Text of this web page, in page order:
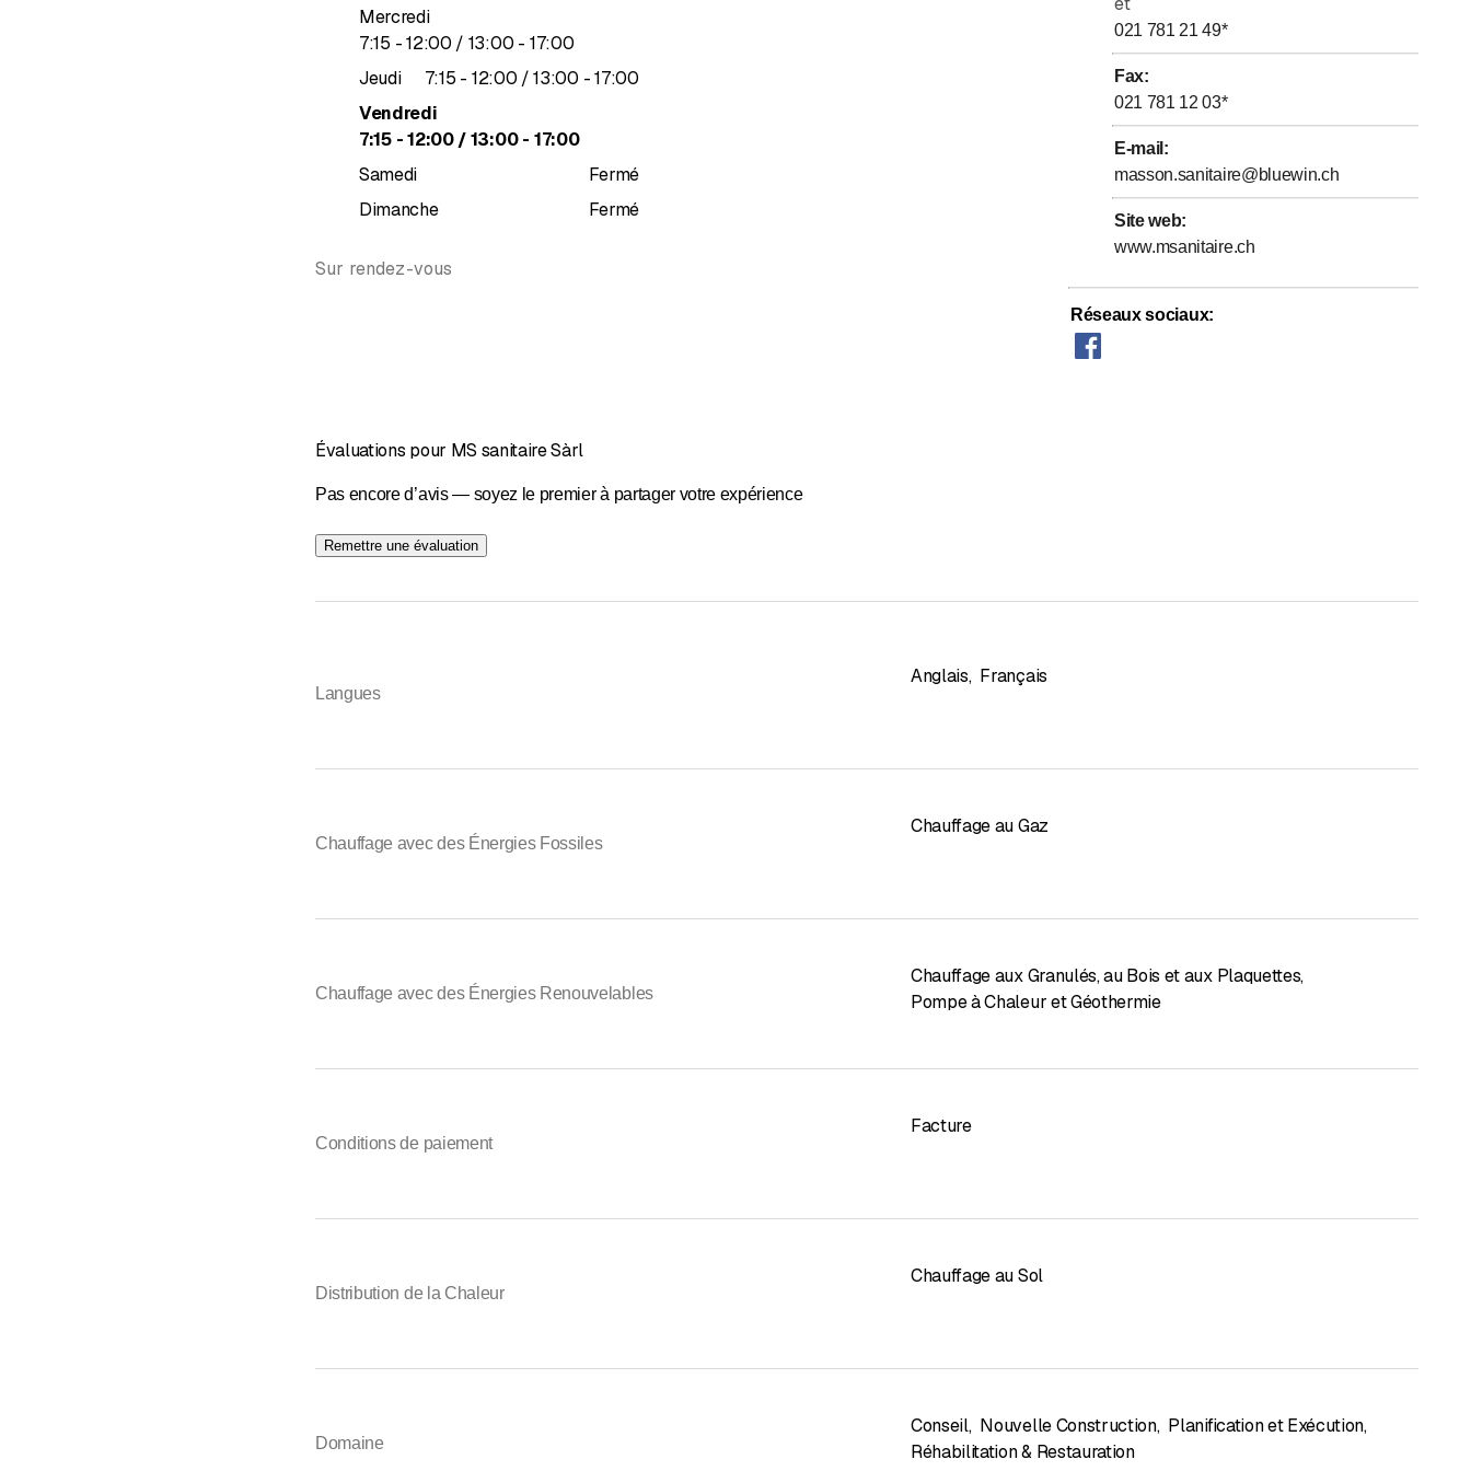
Mercredi
7:15 - jusqu’à
12:00 / 13:00 - jusqu’à
17:00
Jeudi
7:15 - jusqu’à
12:00 / 13:00 - jusqu’à
17:00
Vendredi
7:15 - jusqu’à
12:00/ 13:00 - jusqu’à
17:00
Samedi
Fermé
Dimanche
Fermé
Sur rendez-vous
021 781 21 49*
Fax:
021 781 12 03*
E-mail :
masson.sanitaire@bluewin.ch
Site web:
www.msanitaire.ch
Réseaux sociaux:
Évaluations pour MS sanitaire Sàrl
Pas encore d’avis — soyez le premier à partager votre expérience
Remettre une évaluation
Langues
Anglais, Français
Chauffage avec des Énergies Fossiles
Chauffage au Gaz
Chauffage avec des Énergies Renouvelables
Chauffage aux Granulés, au Bois et aux Plaquettes,
Pompe à Chaleur et Géothermie
Conditions de paiement
Facture
Distribution de la Chaleur
Chauffage au Sol
Domaine
Conseil, Nouvelle Construction, Planification et Exécution,
Réhabilitation & Restauration